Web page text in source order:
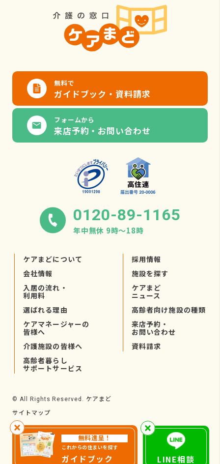
無料進呈！
これからの住まいを探す
ガイドブック LINE相談
無料で
ガイドブック・資料請求
フォームから
来店予約・お問い合わせ
0120-89-1165
年中無休 9時〜18時
ケアまどについて
会社情報
入居の流れ・
利用料
選ばれる理由
ケアマネージャーの
皆様へ
介護施設の皆様へ
高齢者暮らし
サポートサービス
採用情報
施設を探す
ケアまど
ニュース
高齢者向け施設の種類
来店予約・
お問い合わせ
資料請求
© All Rights Reserved. ケアまど
サイトマップ